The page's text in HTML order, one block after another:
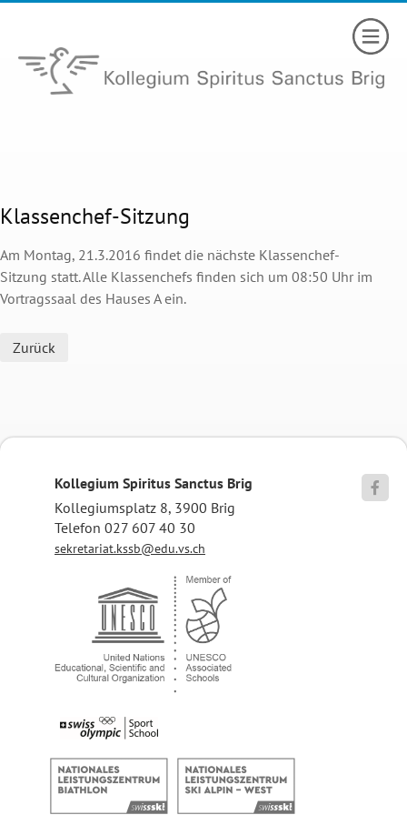
Klassenchef-Sitzung
Am Montag, 21.3.2016 findet die nächste Klassenchef-
Sitzung statt. Alle Klassenchefs finden sich um 08:50 Uhr im
Vortragssaal des Hauses A ein.
Zurück
Kollegium Spiritus Sanctus Brig
Kollegiumsplatz 8, 3900 Brig
Telefon 027 607 40 30
sekretariat.kssb@edu.vs.ch
